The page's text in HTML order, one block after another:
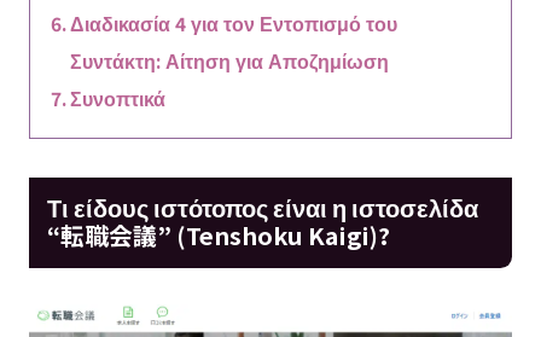
Διαδικασία 4 για τον Εντοπισμό του
Συντάκτη: Αίτηση για Αποζημίωση
Συνοπτικά
Τι είδους ιστότοπος είναι η ιστοσελίδα
“転職会議” (Tenshoku Kaigi)?